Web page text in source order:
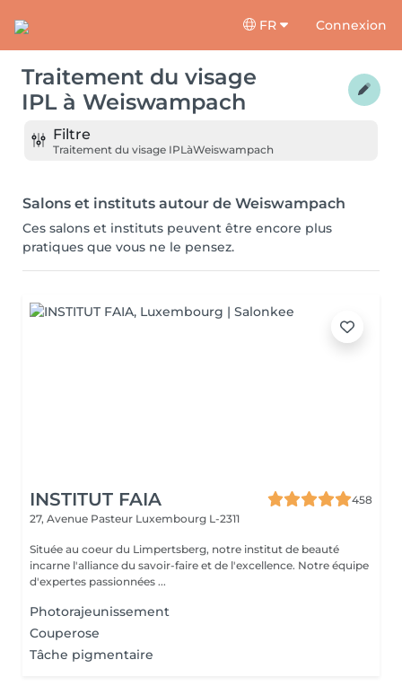
FR Connexion
Traitement du visage
IPL à Weiswampach
Filtre
Traitement du visage IPL àWeiswampach
Salons et instituts autour de Weiswampach
Ces salons et instituts peuvent être encore plus
pratiques que vous ne le pensez.
INSTITUT FAIA
458
27, Avenue Pasteur Luxembourg L-2311
Située au coeur du Limpertsberg, notre institut de beauté
incarne l'alliance du savoir-faire et de l'excellence. Notre équipe
d'expertes passionnées ...
Photorajeunissement
Couperose
Tâche pigmentaire